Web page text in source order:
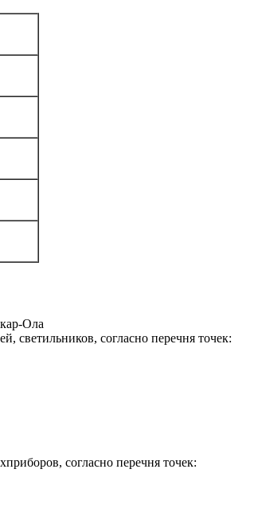
Ола
светильников, согласно перечня точек:
согласно перечня точек: